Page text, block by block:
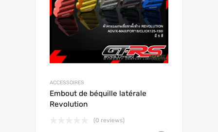
ACCESSOIRES
Embout de béquille latérale
Revolution
(0 reviews)